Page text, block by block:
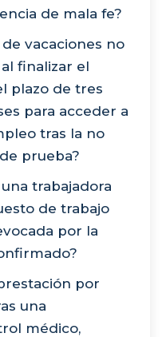
de mala fe?
vacaciones no
finalizar el
plazo de tres
para acceder a
tras la no
prueba?
trabajadora
de trabajo
por la
por
una
médico,